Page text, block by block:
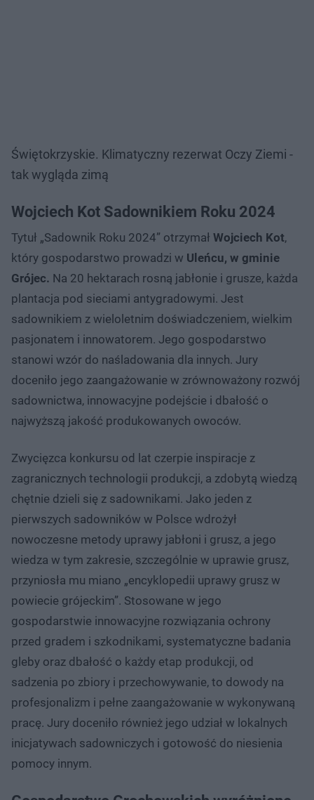
Świętokrzyskie. Klimatyczny rezerwat Oczy Ziemi -
tak wygląda zimą
Wojciech Kot Sadownikiem Roku 2024
Tytuł „Sadownik Roku 2024” otrzymał Wojciech Kot,
który gospodarstwo prowadzi w Uleńcu, w gminie
Grójec. Na 20 hektarach rosną jabłonie i grusze, każda
plantacja pod sieciami antygradowymi. Jest
sadownikiem z wieloletnim doświadczeniem, wielkim
pasjonatem i innowatorem. Jego gospodarstwo
stanowi wzór do naśladowania dla innych. Jury
doceniło jego zaangażowanie w zrównoważony rozwój
sadownictwa, innowacyjne podejście i dbałość o
najwyższą jakość produkowanych owoców.
Zwycięzca konkursu od lat czerpie inspiracje z
zagranicznych technologii produkcji, a zdobytą wiedzą
chętnie dzieli się z sadownikami. Jako jeden z
pierwszych sadowników w Polsce wdrożył
nowoczesne metody uprawy jabłoni i grusz, a jego
wiedza w tym zakresie, szczególnie w uprawie grusz,
przyniosła mu miano „encyklopedii uprawy grusz w
powiecie grójeckim”. Stosowane w jego
gospodarstwie innowacyjne rozwiązania ochrony
przed gradem i szkodnikami, systematyczne badania
gleby oraz dbałość o każdy etap produkcji, od
sadzenia po zbiory i przechowywanie, to dowody na
profesjonalizm i pełne zaangażowanie w wykonywaną
pracę. Jury doceniło również jego udział w lokalnych
inicjatywach sadowniczych i gotowość do niesienia
pomocy innym.